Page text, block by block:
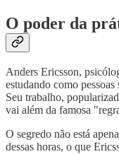
O poder da
Anders Ericsson,
estudando como pessoas
Seu trabalho,
vai além da famosa
O segredo não está
dessas horas, o que